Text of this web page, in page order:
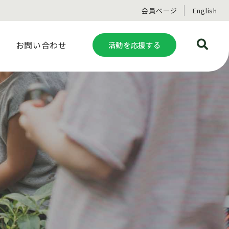
お問い合わせ 活動を応援する
会員ページ English